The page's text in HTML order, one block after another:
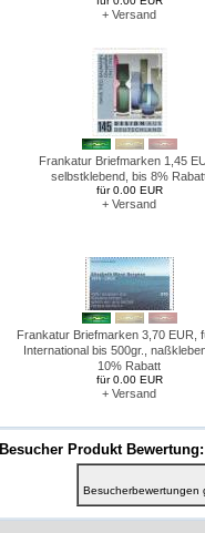
+ Versand
Frankatur Briefmarken 1,45
selbstklebend, bis 8%
für 0.00 EUR
+ Versand
Frankatur Briefmarken 3,70 EUR,
International bis 500gr.,
10% Rabatt
für 0.00 EUR
+ Versand
Besucher Produkt Bewertung:
Besucherbewertungen